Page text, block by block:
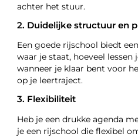
achter het stuur.
2. Duidelijke structuur en
Een goede rijschool biedt
waar je staat, hoeveel
wanneer je klaar bent voor
op je leertraject.
3. Flexibiliteit
Heb je een drukke agenda
je een rijschool die flexibel